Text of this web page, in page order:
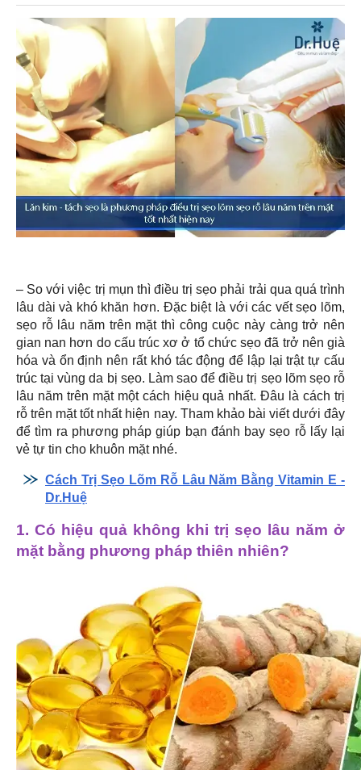
– So với việc trị mụn thì điều trị sẹo phải trải qua quá trình
lâu dài và khó khăn hơn. Đặc biệt là với các vết sẹo lõm,
sẹo rỗ lâu năm trên mặt thì công cuộc này càng trở nên
gian nan hơn do cấu trúc xơ ở tổ chức sẹo đã trở nên già
hóa và ổn định nên rất khó tác động để lập lại trật tự cấu
trúc tại vùng da bị sẹo. Làm sao để điều trị sẹo lõm sẹo rỗ
lâu năm trên mặt một cách hiệu quả nhất. Đâu là cách trị
rỗ trên mặt tốt nhất hiện nay. Tham khảo bài viết dưới đây
để tìm ra phương pháp giúp bạn đánh bay sẹo rỗ lấy lại
vẻ tự tin cho khuôn mặt nhé.
Cách Trị Sẹo Lõm Rỗ Lâu Năm Bằng Vitamin E -
Dr.Huệ
1. Có hiệu quả không khi trị sẹo lâu năm ở
mặt bằng phương pháp thiên nhiên?